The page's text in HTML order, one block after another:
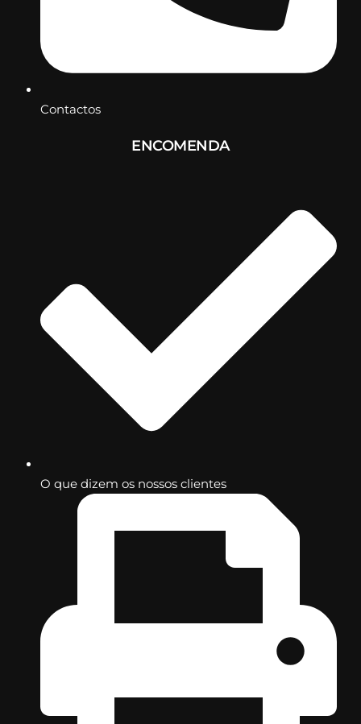
Contactos
ENCOMENDA
O que dizem os nossos clientes